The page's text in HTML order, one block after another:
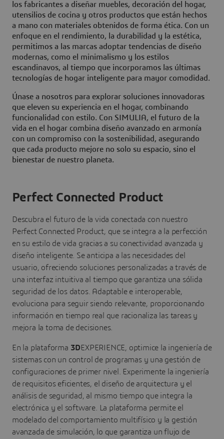
los fabricantes a diseñar muebles, decoración del hogar,
utensilios de cocina y otros productos que están hechos
a mano con materiales obtenidos de forma ética. Con un
enfoque en el rendimiento, la durabilidad y la estética,
permitimos a las marcas adoptar tendencias de diseño
modernas, como el minimalismo y los estilos
escandinavos, al tiempo que incorporamos las últimas
tecnologías de hogar inteligente para mayor comodidad.
Únase a nosotros para explorar soluciones innovadoras
que eleven su experiencia en el hogar, combinando
funcionalidad con estilo. Con SIMULIA, el futuro de la
vida en el hogar combina diseño avanzado en armonía
con un compromiso con la sostenibilidad, asegurando
que cada producto mejore no solo su espacio, sino el
bienestar de nuestro planeta.
Perfect Connected Product
Descubra el futuro de la vida conectada con nuestro
Perfect Connected Product, que se integra a la perfección
en su estilo de vida gracias a su conectividad avanzada y
diseño inteligente. Se anticipa a las necesidades del
usuario, ofreciendo soluciones personalizadas a través de
una interfaz intuitiva al tiempo que garantiza una sólida
seguridad de los datos. Adaptable e interoperable,
evoluciona para seguir siendo relevante, proporcionando
información en tiempo real que racionaliza las tareas y
mejora la toma de decisiones.
En la plataforma 3DEXPERIENCE, optimice la ingeniería de
sistemas con un control de programas y una gestión de
configuraciones de primer nivel. Experimente la ingeniería
de requisitos eficientes, el diseño de arquitectura y el
análisis de seguridad, al mismo tiempo que integra la
electrónica y el software. La plataforma permite el
modelado del comportamiento multifísico y la gestión
avanzada de simulación, lo que garantiza un flujo de